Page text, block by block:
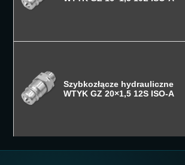
Szybkozłącze hydrauliczne
WTYK GZ 20×1,5 12S ISO-A